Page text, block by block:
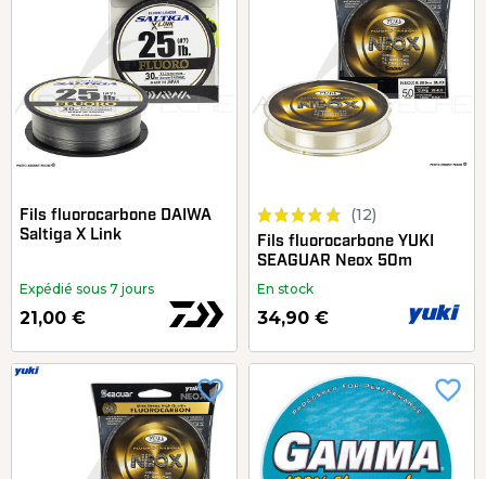
Fils fluorocarbone DAIWA
Saltiga X Link
Expédié sous 7 jours
21,00 €
(12)
Fils fluorocarbone YUKI
SEAGUAR Neox 50m
En stock
34,90 €
favorite_border favorite_border